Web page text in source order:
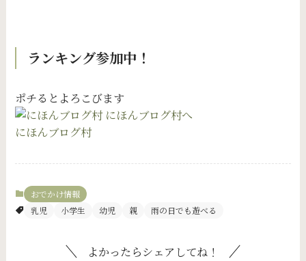
ランキング参加中！
ポチるとよろこびます
にほんブログ村
おでかけ情報
乳児
小学生 幼児 親 雨の日でも遊べる
よかったらシェアしてね！